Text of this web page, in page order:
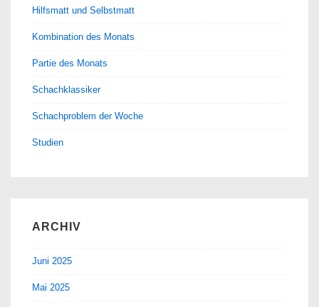
Hilfsmatt und Selbstmatt
Kombination des Monats
Partie des Monats
Schachklassiker
Schachproblem der Woche
Studien
ARCHIV
Juni 2025
Mai 2025